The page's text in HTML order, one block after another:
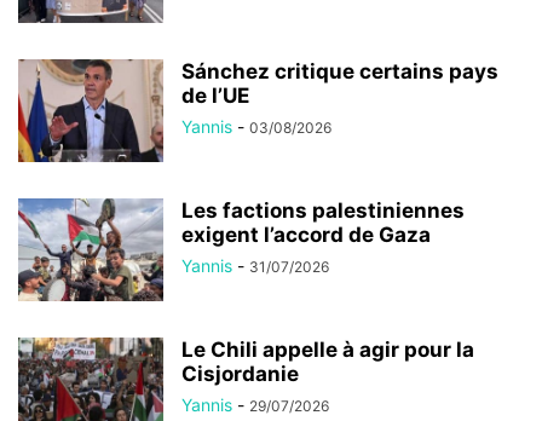
Sánchez critique certains pays
de l’UE
Yannis - 03/08/2026
Les factions palestiniennes
exigent l’accord de Gaza
Yannis - 31/07/2026
Le Chili appelle à agir pour la
Cisjordanie
Yannis - 29/07/2026